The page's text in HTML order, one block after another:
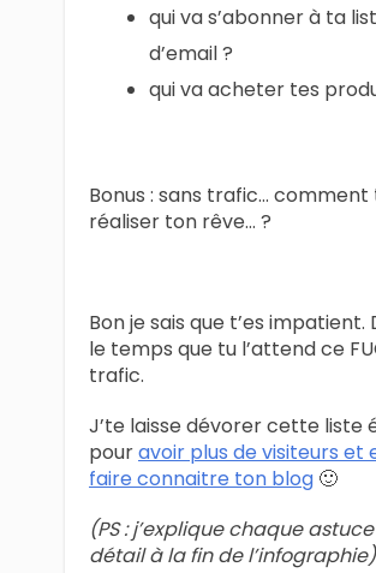
qui va s’abonner à ta
d’email ?
qui va acheter tes
Bonus : sans trafic… comment
réaliser ton rêve… ?
Bon je sais que t’es impatient.
le temps que tu l’attend ce
trafic.
J’te laisse dévorer cette liste
pouravoir plus de visiteurs et
faire connaitre ton blog 🙂
(PS : j’explique chaque
détail à la fin de l’infographie)